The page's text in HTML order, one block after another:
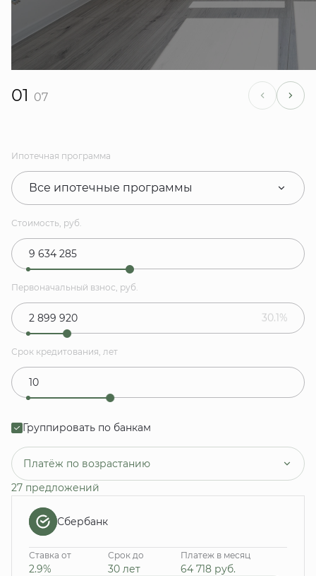
01 07
Ипотечная программа
Все ипотечные программы
Стоимость, руб.
Первоначальный взнос, руб.
30.1%
Срок кредитования, лет
Группировать по банкам
Платёж по возрастанию
27 предложений
Сбербанк
Ставка от
2.9%
Срок до
30 лет
Платеж в месяц
64 718 руб.